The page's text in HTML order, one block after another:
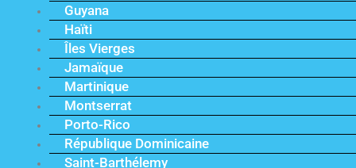
Guyana
Haïti
Îles Vierges
Jamaïque
Martinique
Montserrat
Porto-Rico
République Dominicaine
Saint-Barthélemy